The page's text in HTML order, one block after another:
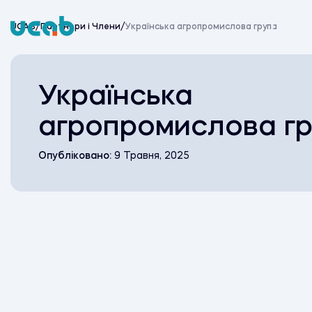
to
Про
UCAB/Партнери i Члени/Українська агропромислова група
Українська
агропромислова
Опубліковано: 9 Травня, 2025